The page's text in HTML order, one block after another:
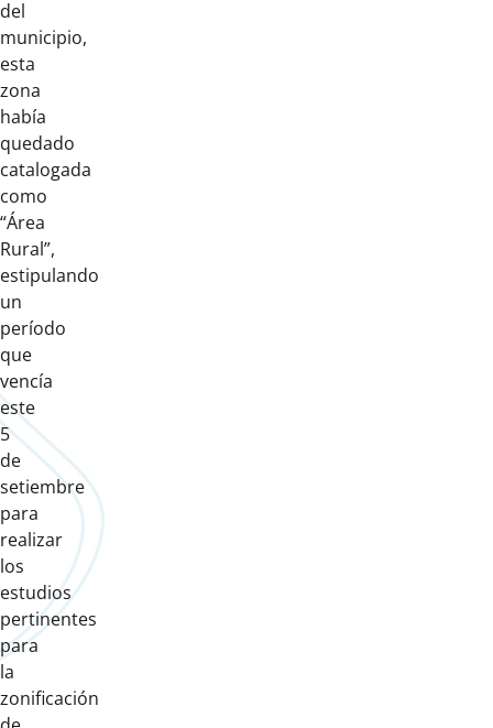
del
municipio,
esta
zona
había
quedado
catalogada
como
“Área
Rural”,
estipulando
un
período
que
vencía
este
5
de
setiembre
para
realizar
los
estudios
pertinentes
para
la
zonificación